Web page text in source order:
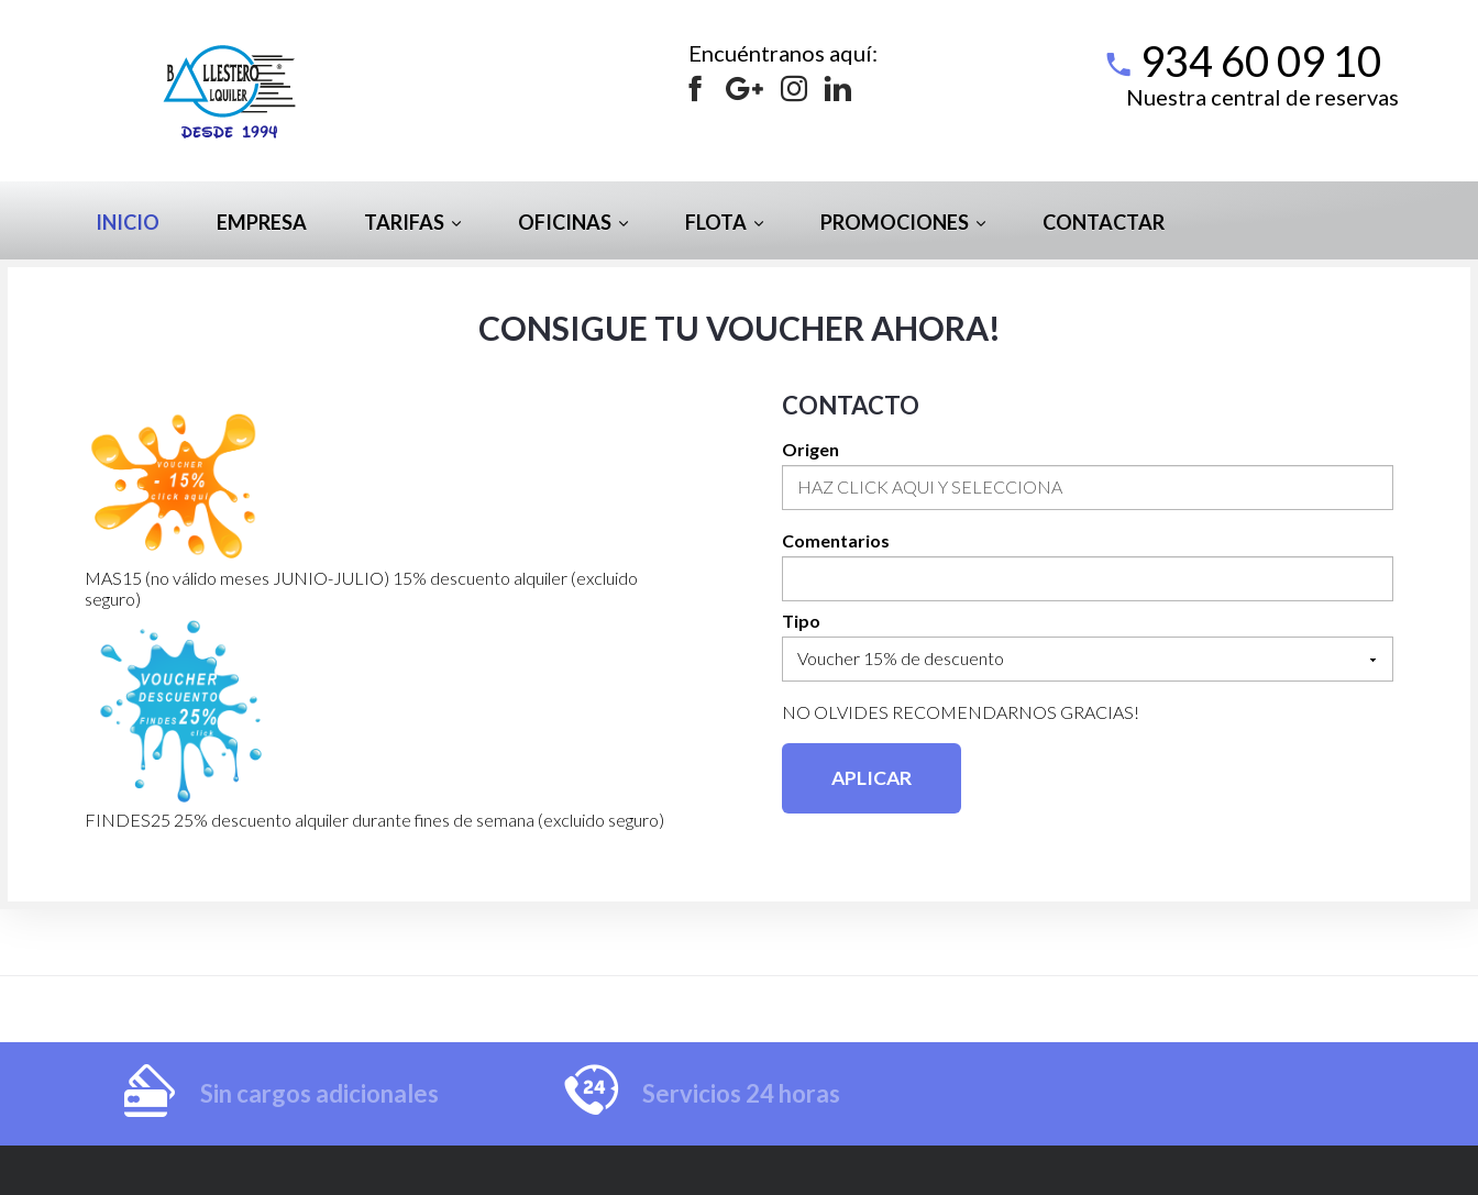
Encuéntranos aquí: 934 60 09 10
Nuestra central de reservas
INICIO EMPRESA TARIFAS OFICINAS FLOTA PROMOCIONES CONTACTAR
CONSIGUE TU VOUCHER AHORA!
MAS15 (no válido meses JUNIO-JULIO) 15% descuento alquiler (excluido
seguro)
FINDES25 25% descuento alquiler durante fines de semana (excluido seguro)
CONTACTO
Origen
Comentarios
Tipo
NO OLVIDES RECOMENDARNOS GRACIAS!
Sin cargos adicionales Servicios 24 horas